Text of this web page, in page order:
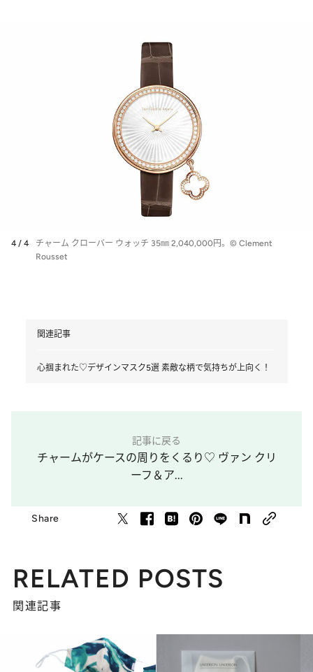
4 / 4
チャーム クローバー ウォッチ 35㎜ 2,040,000円。© Clement
Rousset
関連記事
心掴まれた♡デザインマスク5選 素敵な柄で気持ちが上向く！
記事に戻る
チャームがケースの周りをくるり♡ ヴァン クリ
ーフ＆ア...
Share
RELATED POSTS
関連記事